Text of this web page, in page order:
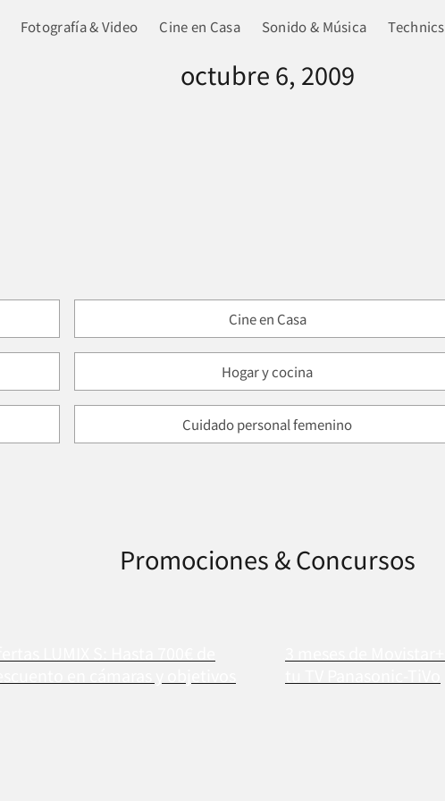
Fotografía & Video Cine en Casa Sonido & Música Technics
octubre 6, 2009
Cine en Casa
Hogar y cocina
Cuidado personal femenino
Promociones & Concursos